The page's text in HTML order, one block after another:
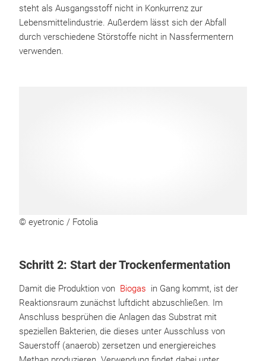
steht als Ausgangsstoff nicht in Konkurrenz zur
Lebensmittelindustrie. Außerdem lässt sich der Abfall
durch verschiedene Störstoffe nicht in Nassfermentern
verwenden.
© eyetronic / Fotolia
Schritt 2: Start der Trockenfermentation
Damit die Produktion von Biogas in Gang kommt, ist der
Reaktionsraum zunächst luftdicht abzuschließen. Im
Anschluss besprühen die Anlagen das Substrat mit
speziellen Bakterien, die dieses unter Ausschluss von
Sauerstoff (anaerob) zersetzen und energiereiches